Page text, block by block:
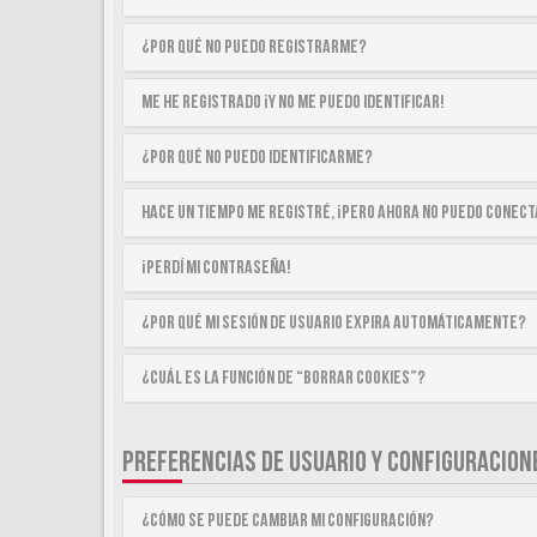
¿Por qué no puedo registrarme?
Me he registrado ¡y no me puedo identificar!
¿Por qué no puedo identificarme?
Hace un tiempo me registré, ¡pero ahora no puedo
¡Perdí mi contraseña!
¿Por qué mi sesión de usuario expira automáticamente?
¿Cuál es la función de “Borrar cookies”?
PREFERENCIAS DE USUARIO Y
¿Cómo se puede cambiar mi configuración?